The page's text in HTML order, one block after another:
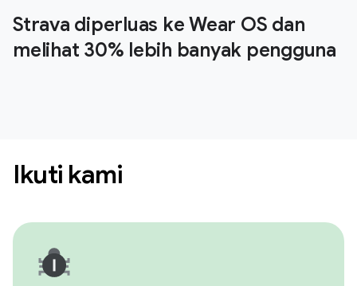
Strava diperluas ke Wear OS dan
melihat 30% lebih banyak pengguna
Ikuti kami